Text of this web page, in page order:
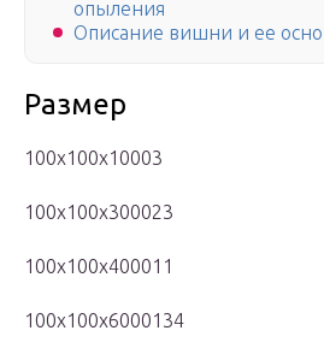
опыления
Описание вишни и ее
Размер
100x100x10003
100x100x300023
100x100x400011
100x100x6000134